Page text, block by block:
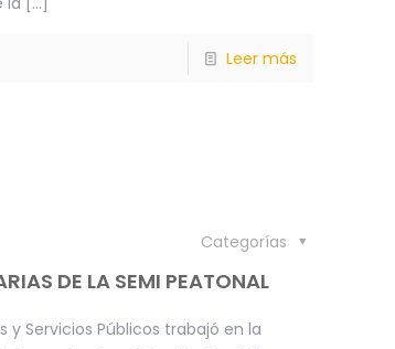
Leer más
Categorías
DE LA SEMI PEATONAL
y Servicios Públicos trabajó en la